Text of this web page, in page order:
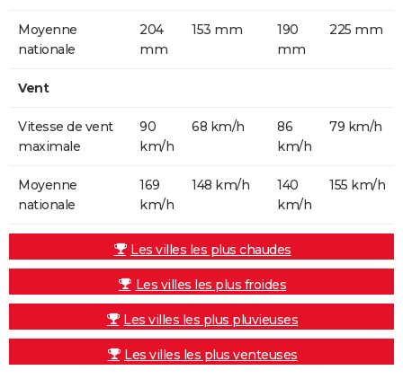
Moyenne
nationale
204
mm
153 mm
190
mm
225 mm
Vent
Vitesse de vent
maximale
90
km/h
68 km/h
86
km/h
79 km/h
Moyenne
nationale
169
km/h
148 km/h
140
km/h
155 km/h
Les villes les plus chaudes
Les villes les plus froides
Les villes les plus pluvieuses
Les villes les plus venteuses